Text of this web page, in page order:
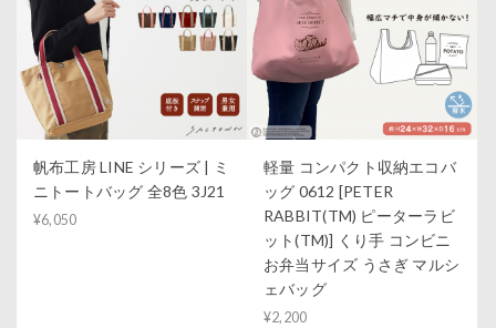
帆布工房 LINE シリーズ | ミ
ニトートバッグ 全8色 3J21
¥6,050
軽量 コンパクト収納エコバ
ッグ 0612 [PETER
RABBIT(TM) ピーターラビ
ット(TM)] くり手 コンビニ
お弁当サイズ うさぎ マルシ
ェバッグ
¥2,200